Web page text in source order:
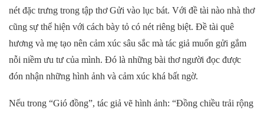
nét đặc trưng trong tập thơ Gửi vào lục bát. Với đề tài nào nhà thơ
cũng sự thể hiện với cách bày tỏ có nét riêng biệt. Đề tài quê
hương và mẹ tạo nên cảm xúc sâu sắc mà tác giả muốn gửi gắm
nỗi niềm ưu tư của mình. Đó là những bài thơ người đọc được
đón nhận những hình ảnh và cảm xúc khá bất ngờ.
Nếu trong “Gió đồng”, tác giả vẽ hình ảnh: “Đồng chiều trải rộng